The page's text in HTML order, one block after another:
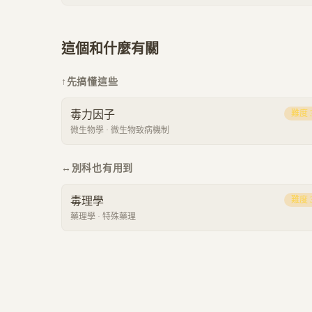
這個和什麼有關
↑ 先搞懂這些
毒力因子
微生物學 · 微生物致病機制
難度
↔ 別科也有用到
毒理學
藥理學 · 特殊藥理
難度